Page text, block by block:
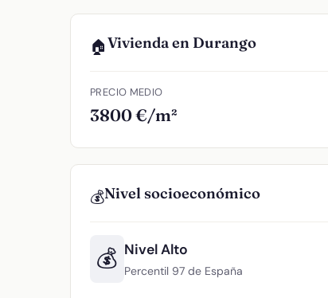
🏠Vivienda en Durango
PRECIO MEDIO
3800 €/m²
💰Nivel socioeconómico
💰 Nivel Alto
Percentil 97 de España